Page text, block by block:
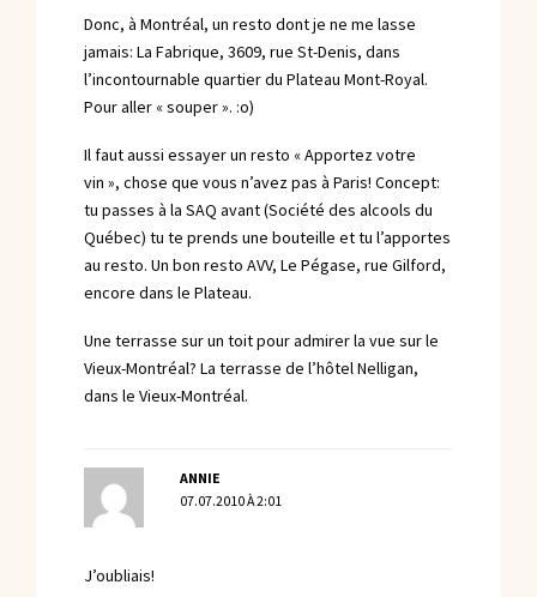
Donc, à Montréal, un resto dont je ne me lasse
jamais: La Fabrique, 3609, rue St-Denis, dans
l’incontournable quartier du Plateau Mont-Royal.
Pour aller « souper ». :o)
Il faut aussi essayer un resto « Apportez votre
vin », chose que vous n’avez pas à Paris! Concept:
tu passes à la SAQ avant (Société des alcools du
Québec) tu te prends une bouteille et tu l’apportes
au resto. Un bon resto AVV, Le Pégase, rue Gilford,
encore dans le Plateau.
Une terrasse sur un toit pour admirer la vue sur le
Vieux-Montréal? La terrasse de l’hôtel Nelligan,
dans le Vieux-Montréal.
ANNIE
07.07.2010 À 2:01
J’oubliais!